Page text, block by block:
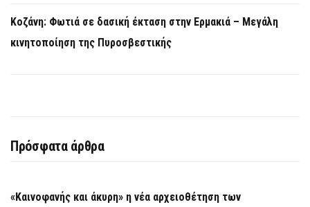
Κοζάνη: Φωτιά σε δασική έκταση στην Ερμακιά – Μεγάλη
κινητοποίηση της Πυροσβεστικής
Πρόσφατα άρθρα
«Καινοφανής και άκυρη» η νέα αρχειοθέτηση των